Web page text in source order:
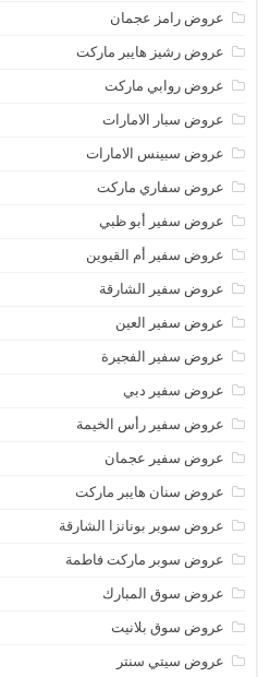
عروض رامز عجمان
عروض رشيز هايبر ماركت
عروض روابي ماركت
عروض سبار الامارات
عروض سبينس الامارات
عروض سفاري ماركت
عروض سفير أبو ظبي
عروض سفير أم القيوين
عروض سفير الشارقة
عروض سفير العين
عروض سفير الفجيرة
عروض سفير دبي
عروض سفير رأس الخيمة
عروض سفير عجمان
عروض سنان هايبر ماركت
عروض سوبر بونانزا الشارقة
عروض سوبر ماركت فاطمة
عروض سوق المبارك
عروض سوق بلانيت
عروض سيتي سنتر